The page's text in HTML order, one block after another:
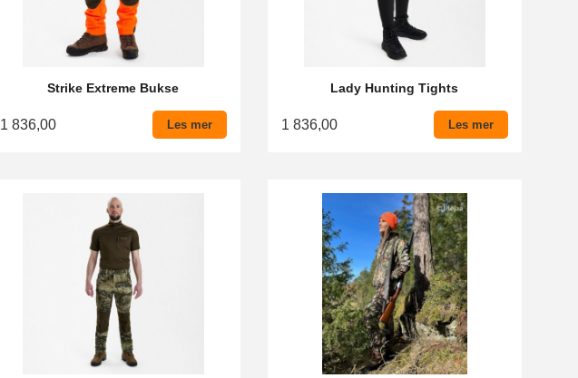
Strike Extreme Bukse
1 836,00 Les mer
Lady Hunting Tights
1 836,00 Les mer